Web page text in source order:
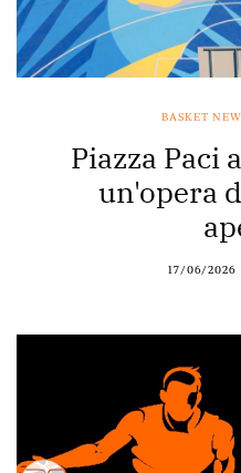
BASKET
Piazza Paci
un'opera
17/06/2026